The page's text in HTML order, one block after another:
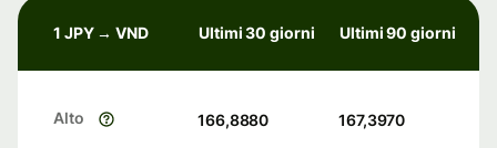
1 JPY → VND Ultimi 30 giorni Ultimi 90 giorni
Alto 166,8880 167,3970